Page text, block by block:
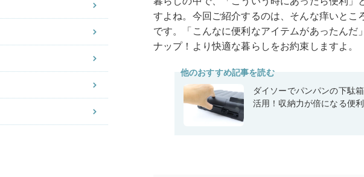
すよね。今回ご紹介するのは、そんな痒いと
です。「こんなに便利なアイテムがあったん
ナップ！より快適な暮らしをお約束しますよ。
他のおすすめ記事を読む
ダイソーでパンパンの下駄
活用！収納力が倍になる便